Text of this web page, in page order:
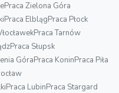
Praca Zielona Góra
Praca ElblągPraca Płock
Praca Tarnów
Praca Słupsk
GóraPraca KoninPraca Piła
Praca LubinPraca Stargard